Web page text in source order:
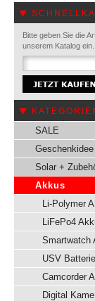
Bitte geben Sie die
unserem Katalog ein.
SALE
Geschenkidee
Solar +
Akkus
Li-Polymer
LiFePo4
Smartwatch
USV
Camcorder
Digital